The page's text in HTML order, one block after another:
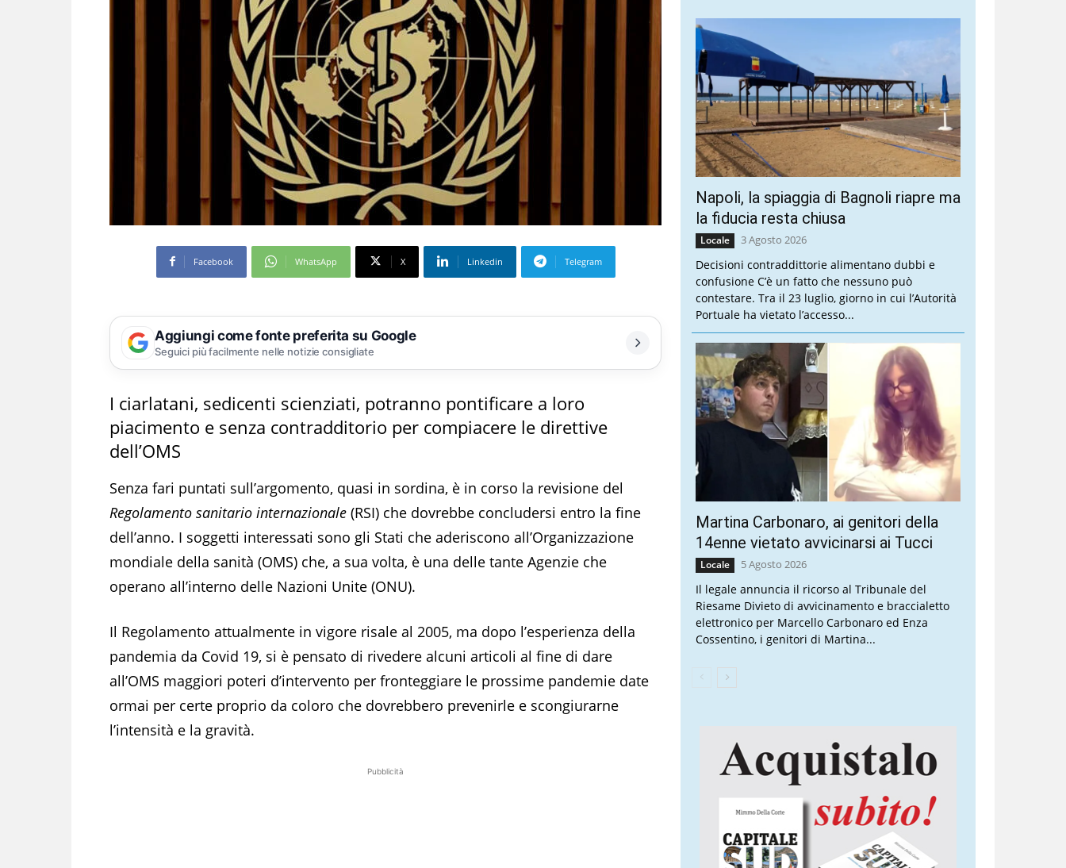
Facebook WhatsApp X Linkedin Telegram
Aggiungi come fonte preferita su Google
Seguici più facilmente nelle notizie consigliate
I ciarlatani, sedicenti scienziati, potranno pontificare a loro
piacimento e senza contradditorio per compiacere le direttive
dell’OMS
Senza fari puntati sull’argomento, quasi in sordina, è in corso la revisione del
Regolamento sanitario internazionale (RSI) che dovrebbe concludersi entro la fine
dell’anno. I soggetti interessati sono gli Stati che aderiscono all’Organizzazione
mondiale della sanità (OMS) che, a sua volta, è una delle tante Agenzie che
operano all’interno delle Nazioni Unite (ONU).
Il Regolamento attualmente in vigore risale al 2005, ma dopo l’esperienza della
pandemia da Covid 19, si è pensato di rivedere alcuni articoli al fine di dare
all’OMS maggiori poteri d’intervento per fronteggiare le prossime pandemie date
ormai per certe proprio da coloro che dovrebbero prevenirle e scongiurarne
l’intensità e la gravità.
Pubblicità
Napoli, la spiaggia di Bagnoli riapre ma
la fiducia resta chiusa
Locale 3 Agosto 2026
Decisioni contraddittorie alimentano dubbi e
confusione C’è un fatto che nessuno può
contestare. Tra il 23 luglio, giorno in cui l’Autorità
Portuale ha vietato l’accesso...
Martina Carbonaro, ai genitori della
14enne vietato avvicinarsi ai Tucci
Locale 5 Agosto 2026
Il legale annuncia il ricorso al Tribunale del
Riesame Divieto di avvicinamento e braccialetto
elettronico per Marcello Carbonaro ed Enza
Cossentino, i genitori di Martina...